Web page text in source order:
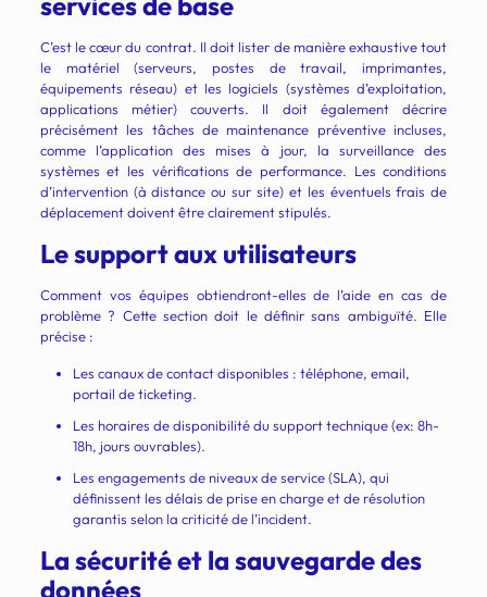
C’est le cœur du contrat. Il doit lister de manière exhaustive tout
le matériel (serveurs, postes de travail, imprimantes,
équipements réseau) et les logiciels (systèmes d’exploitation,
applications métier) couverts. Il doit également décrire
précisément les tâches de maintenance préventive incluses,
comme l’application des mises à jour, la surveillance des
systèmes et les vérifications de performance. Les conditions
d’intervention (à distance ou sur site) et les éventuels frais de
déplacement doivent être clairement stipulés.
Le support aux utilisateurs
Comment vos équipes obtiendront-elles de l’aide en cas de
problème ? Cette section doit le définir sans ambiguïté. Elle
précise :
Les canaux de contact disponibles : téléphone, email,
portail de ticketing.
Les horaires de disponibilité du support technique (ex: 8h-
18h, jours ouvrables).
Les engagements de niveaux de service (SLA), qui
définissent les délais de prise en charge et de résolution
garantis selon la criticité de l’incident.
La sécurité et la sauvegarde des
données